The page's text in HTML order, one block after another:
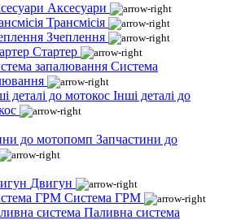
Аксесуари
Трансмісія
Зчеплення
Стартер
Система
Інші деталі до
Запчастини до
Двигун
Система ГРМ
Паливна система